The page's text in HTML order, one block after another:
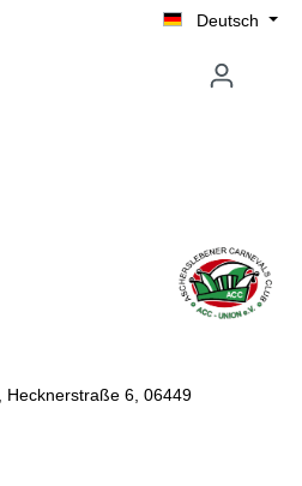
Deutsch
Hecknerstraße 6, 06449